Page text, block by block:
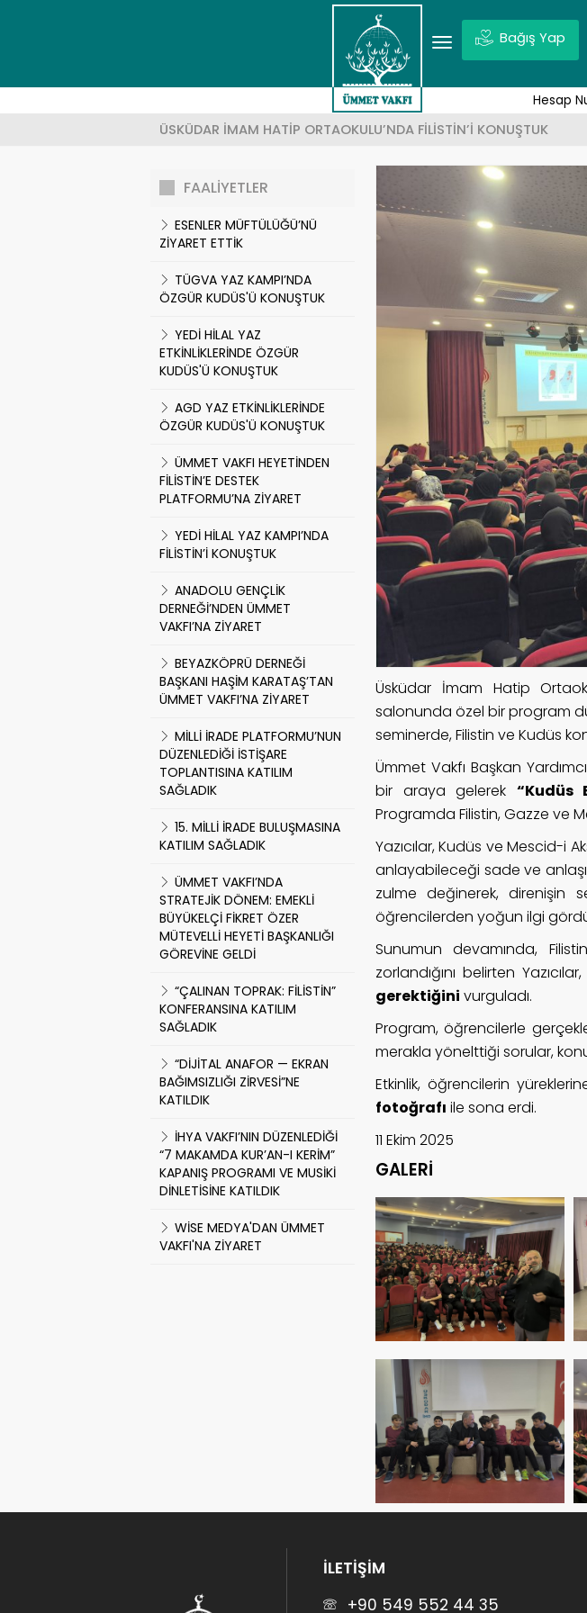
Ör: Kudüs, Vakıf Projesi,
Bağış Yap
Hesap
ÜSKÜDAR İMAM HATİP ORTAOKULU’NDA FİLİSTİN’İ KONUŞTUK
FAALİYETLER
ESENLER MÜFTÜLÜĞÜ’NÜ
ZİYARET ETTİK
TÜGVA YAZ KAMPI’NDA
ÖZGÜR KUDÜS'Ü KONUŞTUK
YEDİ HİLAL YAZ
ETKİNLİKLERİNDE ÖZGÜR
KUDÜS'Ü KONUŞTUK
AGD YAZ ETKİNLİKLERİNDE
ÖZGÜR KUDÜS'Ü KONUŞTUK
ÜMMET VAKFI HEYETİNDEN
FİLİSTİN’E DESTEK
PLATFORMU’NA ZİYARET
YEDİ HİLAL YAZ KAMPI’NDA
FİLİSTİN’İ KONUŞTUK
ANADOLU GENÇLİK
DERNEĞİ’NDEN ÜMMET
VAKFI’NA ZİYARET
BEYAZKÖPRÜ DERNEĞİ
BAŞKANI HAŞİM KARATAŞ’TAN
ÜMMET VAKFI’NA ZİYARET
MİLLİ İRADE PLATFORMU’NUN
DÜZENLEDİĞİ İSTİŞARE
TOPLANTISINA KATILIM
SAĞLADIK
15. MİLLİ İRADE BULUŞMASINA
KATILIM SAĞLADIK
ÜMMET VAKFI’NDA
STRATEJİK DÖNEM: EMEKLİ
BÜYÜKELÇİ FİKRET ÖZER
MÜTEVELLİ HEYETİ BAŞKANLIĞI
GÖREVİNE GELDİ
“ÇALINAN TOPRAK: FİLİSTİN”
KONFERANSINA KATILIM
SAĞLADIK
“DİJİTAL ANAFOR — EKRAN
BAĞIMSIZLIĞI ZİRVESİ”NE
KATILDIK
İHYA VAKFI’NIN DÜZENLEDİĞİ
“7 MAKAMDA KUR’AN-I KERİM”
KAPANIŞ PROGRAMI VE MUSİKİ
DİNLETİSİNE KATILDIK
WİSE MEDYA'DAN ÜMMET
VAKFI'NA ZİYARET
Üsküdar İmam Hatip
salonunda özel bir program
seminerde, Filistin ve Kudüs
Ümmet Vakfı Başkan
bir araya gelerek “Kudüs
Programda Filistin, Gazze ve
Yazıcılar, Kudüs ve Mescid-i
anlayabileceği sade ve
zulme değinerek, direnişin
öğrencilerden yoğun ilgi
Sunumun devamında,
zorlandığını belirten
gerektiğini vurguladı.
Program, öğrencilerle
merakla yönelttiği sorular,
Etkinlik, öğrencilerin
fotoğrafı ile sona erdi.
11 Ekim 2025
GALERİ
İLETİŞİM
+90 549 552 44 35